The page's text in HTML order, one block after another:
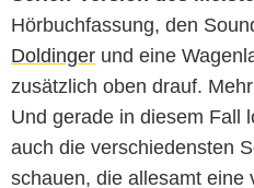
Hörbuchfassung, den
Doldinger und eine
zusätzlich oben drauf.
Und gerade in diesem Fall
auch die verschiedensten
schauen, die allesamt eine